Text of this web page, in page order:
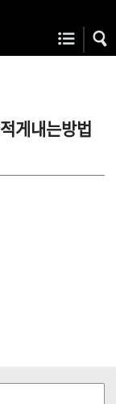
게내는방법